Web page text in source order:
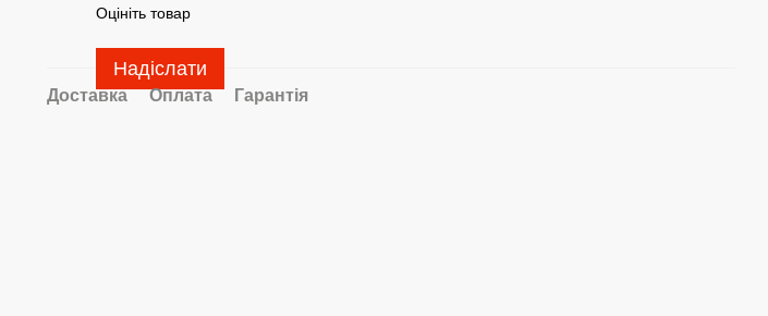
Оцініть товар
Надіслати
Доставка Оплата Гарантія